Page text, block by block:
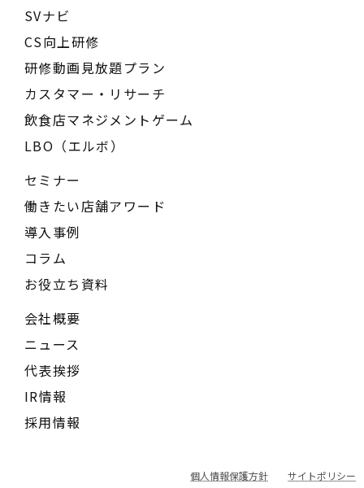
SVナビ
CS向上研修
研修動画見放題プラン
カスタマー・リサーチ
飲食店マネジメントゲーム
LBO（エルボ）
セミナー
働きたい店舗アワード
導入事例
コラム
お役立ち資料
会社概要
ニュース
代表挨拶
IR情報
採用情報
個人情報保護方針 サイトポリシー